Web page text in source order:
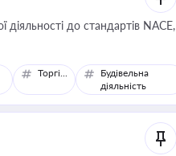
діяльності до стандартів NACE,
Торгівля
Будівельна
діяльність